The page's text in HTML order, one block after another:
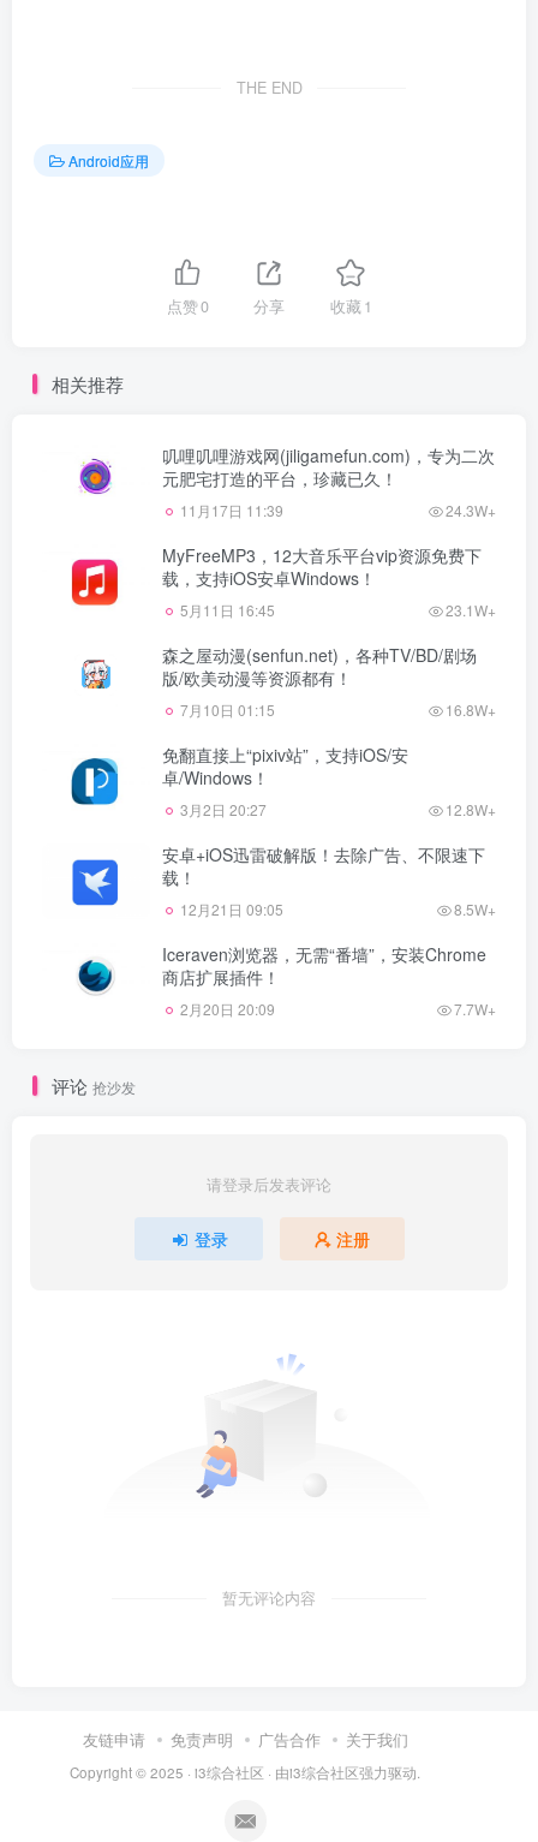
THE END
Android应用
点赞0 分享 收藏1
相关推荐
叽哩叽哩游戏网(jiligamefun.com)，专为二次
元肥宅打造的平台，珍藏已久！
11月17日 11:39 24.3W+
MyFreeMP3，12大音乐平台vip资源免费下
载，支持iOS安卓Windows！
5月11日 16:45 23.1W+
森之屋动漫(senfun.net)，各种TV/BD/剧场
版/欧美动漫等资源都有！
7月10日 01:15 16.8W+
免翻直接上“pixiv站”，支持iOS/安
卓/Windows！
3月2日 20:27 12.8W+
安卓+iOS迅雷破解版！去除广告、不限速下
载！
12月21日 09:05 8.5W+
Iceraven浏览器，无需“番墙”，安装Chrome
商店扩展插件！
2月20日 20:09 7.7W+
评论 抢沙发
请登录后发表评论
登录 注册
暂无评论内容
友链申请 免责声明 广告合作 关于我们
Copyright © 2025 · i3综合社区 · 由i3综合社区强力驱动.